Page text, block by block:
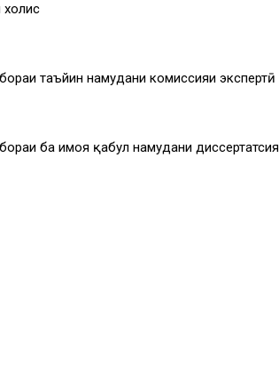
холис
таъйин намудани комиссияи экспертӣ
ба ҳимоя қабул намудани диссертатсия